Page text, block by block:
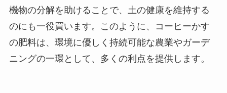
機物の分解を助けることで、土の健康を維持する
のにも一役買います。このように、コーヒーかす
の肥料は、環境に優しく持続可能な農業やガーデ
ニングの一環として、多くの利点を提供します。